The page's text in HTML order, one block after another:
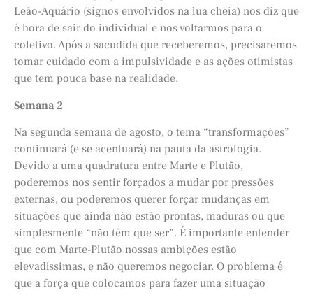
Leão-Aquário (signos envolvidos na lua cheia) nos diz que
é hora de sair do individual e nos voltarmos para o
coletivo. Após a sacudida que receberemos, precisaremos
tomar cuidado com a impulsividade e as ações otimistas
que tem pouca base na realidade.
Semana 2
Na segunda semana de agosto, o tema “transformações”
continuará (e se acentuará) na pauta da astrologia.
Devido a uma quadratura entre Marte e Plutão,
poderemos nos sentir forçados a mudar por pressões
externas, ou poderemos querer forçar mudanças em
situações que ainda não estão prontas, maduras ou que
simplesmente “não têm que ser”. É importante entender
que com Marte-Plutão nossas ambições estão
elevadíssimas, e não queremos negociar. O problema é
que a força que colocamos para fazer uma situação